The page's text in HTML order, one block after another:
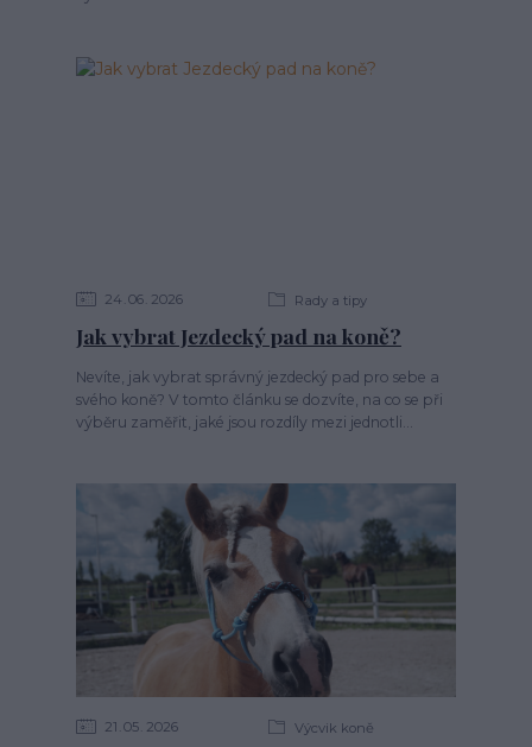
24 06 2026 Rady a tipy
Jak vybrat Jezdecký pad na koně?
Nevíte, jak vybrat správný jezdecký pad pro sebe a
svého koně? V tomto článku se dozvíte, na co se při
výběru zaměřit, jaké jsou rozdíly mezi jednotli...
21 05 2026 Výcvik koně